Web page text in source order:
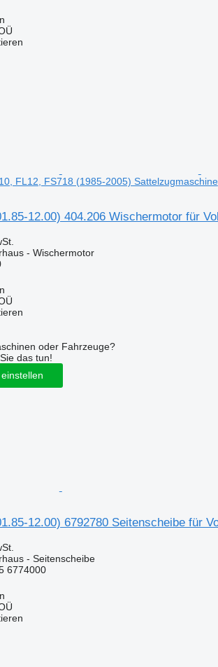
FL12, FS718 (1985-2005) Sattelzugmaschine
12.00) 404.206 Wischermotor für
- Wischermotor
oder Fahrzeuge?
das tun!
12.00) 6792780 Seitenscheibe für
- Seitenscheibe
6774000